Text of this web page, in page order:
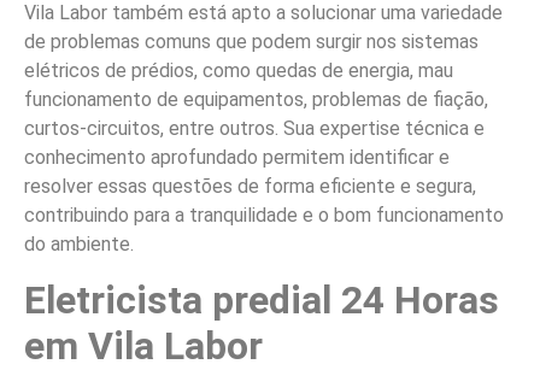
Vila Labor também está apto a solucionar uma variedade
de problemas comuns que podem surgir nos sistemas
elétricos de prédios, como quedas de energia, mau
funcionamento de equipamentos, problemas de fiação,
curtos-circuitos, entre outros. Sua expertise técnica e
conhecimento aprofundado permitem identificar e
resolver essas questões de forma eficiente e segura,
contribuindo para a tranquilidade e o bom funcionamento
do ambiente.
Eletricista predial 24 Horas
em Vila Labor